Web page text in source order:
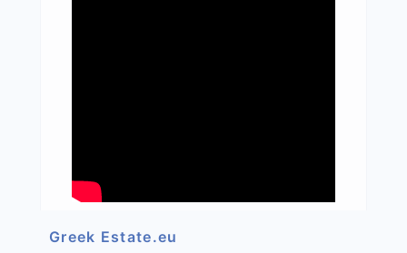
Greek Estate.eu